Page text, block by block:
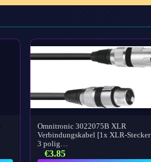
Omnitronic 3022075B XLR
Verbindungskabel [1x XLR-Stecker
3 polig…
€3.85